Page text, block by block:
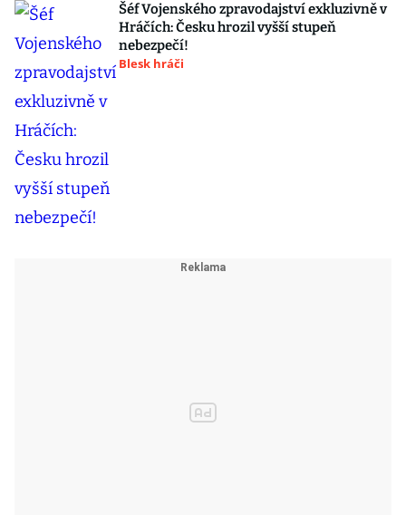
Šéf Vojenského zpravodajství exkluzivně v
Hráčích: Česku hrozil vyšší stupeň
nebezpečí!
Blesk hráči